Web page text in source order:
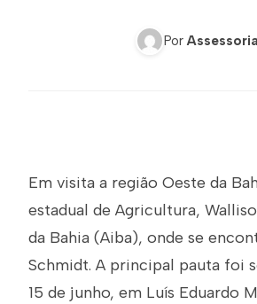
Por
Em visita a região Oeste da
estadual de Agricultura,
da Bahia (Aiba), onde se
Schmidt. A principal pauta foi
15 de junho, em Luís Eduardo